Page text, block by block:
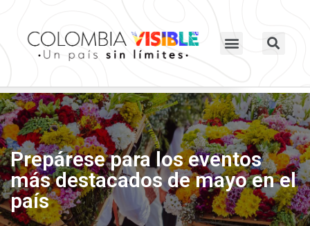
Prepárese para los eventos
más destacados de mayo en el
país